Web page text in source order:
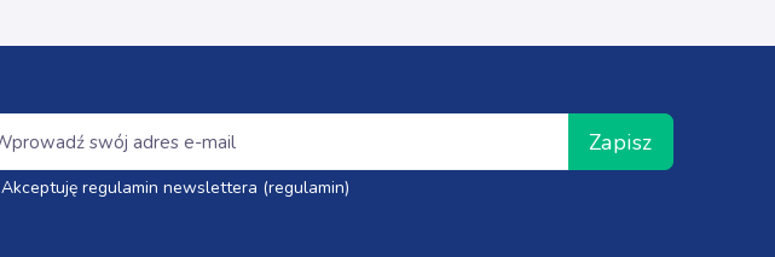
Zapisz
Akceptuję regulamin newslettera (regulamin)